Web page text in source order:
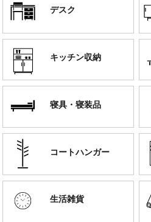
デスク
キッチン収納
寝具・寝装品
コートハンガー
生活雑貨